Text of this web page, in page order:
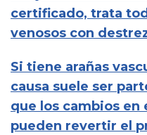
certificado, trata
venosos con
Si tiene arañas
causa suele ser
que los cambios en
pueden revertir el